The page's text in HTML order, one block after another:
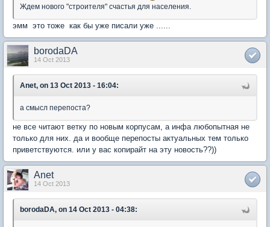
Ждем нового "строителя" счастья для населения.
эмм это тоже как бы уже писали уже ......
borodaDA
14 Oct 2013
Anet, on 13 Oct 2013 - 16:04:
а смысл перепоста?
не все читают ветку по новым корпусам, а инфа любопытная не
только для них. да и вообще перепосты актуальных тем только
приветствуются. или у вас копирайт на эту новость??))
Anet
14 Oct 2013
borodaDA, on 14 Oct 2013 - 04:38: